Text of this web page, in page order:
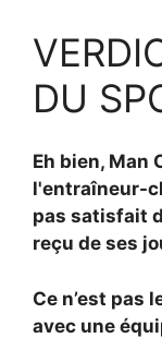
DU
Eh bien, Man
l'entraîneur-
pas satisfait
reçu de ses
Ce n’est pas
avec une